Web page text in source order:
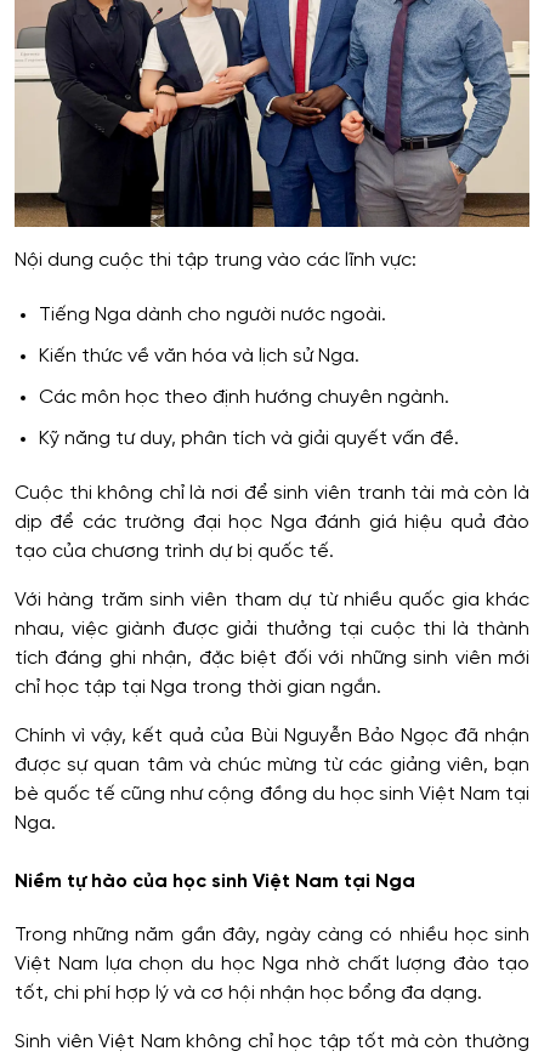
Nội dung cuộc thi tập trung vào các lĩnh vực:
Tiếng Nga dành cho người nước ngoài.
Kiến thức về văn hóa và lịch sử Nga.
Các môn học theo định hướng chuyên ngành.
Kỹ năng tư duy, phân tích và giải quyết vấn đề.
Cuộc thi không chỉ là nơi để sinh viên tranh tài mà còn là
dịp để các trường đại học Nga đánh giá hiệu quả đào
tạo của chương trình dự bị quốc tế.
Với hàng trăm sinh viên tham dự từ nhiều quốc gia khác
nhau, việc giành được giải thưởng tại cuộc thi là thành
tích đáng ghi nhận, đặc biệt đối với những sinh viên mới
chỉ học tập tại Nga trong thời gian ngắn.
Chính vì vậy, kết quả của Bùi Nguyễn Bảo Ngọc đã nhận
được sự quan tâm và chúc mừng từ các giảng viên, bạn
bè quốc tế cũng như cộng đồng du học sinh Việt Nam tại
Nga.
Niềm tự hào của học sinh Việt Nam tại Nga
Trong những năm gần đây, ngày càng có nhiều học sinh
Việt Nam lựa chọn du học Nga nhờ chất lượng đào tạo
tốt, chi phí hợp lý và cơ hội nhận học bổng đa dạng.
Sinh viên Việt Nam không chỉ học tập tốt mà còn thường